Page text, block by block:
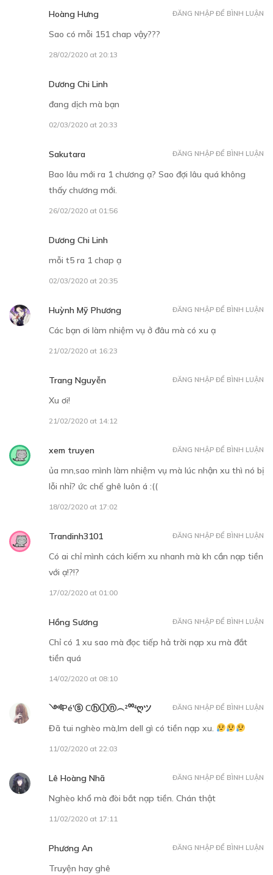
Cách thức yêu đương (?)
CHƯƠNG 11
Ta sẽ đứng về phía em
CHƯƠNG 12
Sự quan tâm của Hoán Thạc
30Points
CHƯƠNG 13
13/12/2018
30 Points
CHƯƠNG 14
14/12/2018
30Points
CHƯƠNG 15
Hoàng Hưng
Sao có mỗi 151 chap vậy???
28/02/2020 at 20:13
ĐĂNG NHẬP ĐỂ BÌNH LUẬN
Dương Chi Linh
đang dịch mà bạn
02/03/2020 at 20:33
Sakutara
Bao lâu mới ra 1 chương ạ? Sao đợi lâu quá không
thấy chương mới.
26/02/2020 at 01:56
ĐĂNG NHẬP ĐỂ BÌNH LUẬN
Dương Chi Linh
mỗi t5 ra 1 chap ạ
02/03/2020 at 20:35
Huỳnh Mỹ Phương
Các bạn ơi làm nhiệm vụ ở đâu mà có xu ạ
21/02/2020 at 16:23
ĐĂNG NHẬP ĐỂ BÌNH LUẬN
Trang Nguyễn
Xu ơi!
21/02/2020 at 14:12
ĐĂNG NHẬP ĐỂ BÌNH LUẬN
xem truyen
ủa mn,sao mình làm nhiệm vụ mà lúc nhận xu thì nó bị
lỗi nhỉ? ức chế ghê luôn á :((
18/02/2020 at 17:02
ĐĂNG NHẬP ĐỂ BÌNH LUẬN
Trandinh3101
Có ai chỉ mình cách kiếm xu nhanh mà kh cần nạp tiền
với ạ!?!?
17/02/2020 at 01:00
ĐĂNG NHẬP ĐỂ BÌNH LUẬN
Hồng Sương
Chỉ có 1 xu sao mà đọc tiếp hả trời nạp xu mà đắt
tiền quá
14/02/2020 at 08:10
ĐĂNG NHẬP ĐỂ BÌNH LUẬN
༺Pé'ⓢ Cⓗⓘⓝ︵²⁰⁰⁴ღツ
Đã tui nghèo mà,lm dell gì có tiền nạp xu.
11/02/2020 at 22:03
ĐĂNG NHẬP ĐỂ BÌNH LUẬN
Lê Hoàng Nhã
Nghèo khổ mà đòi bắt nạp tiền. Chán thật
11/02/2020 at 17:11
ĐĂNG NHẬP ĐỂ BÌNH LUẬN
Phương An
Truyện hay ghê
ĐĂNG NHẬP ĐỂ BÌNH LUẬN